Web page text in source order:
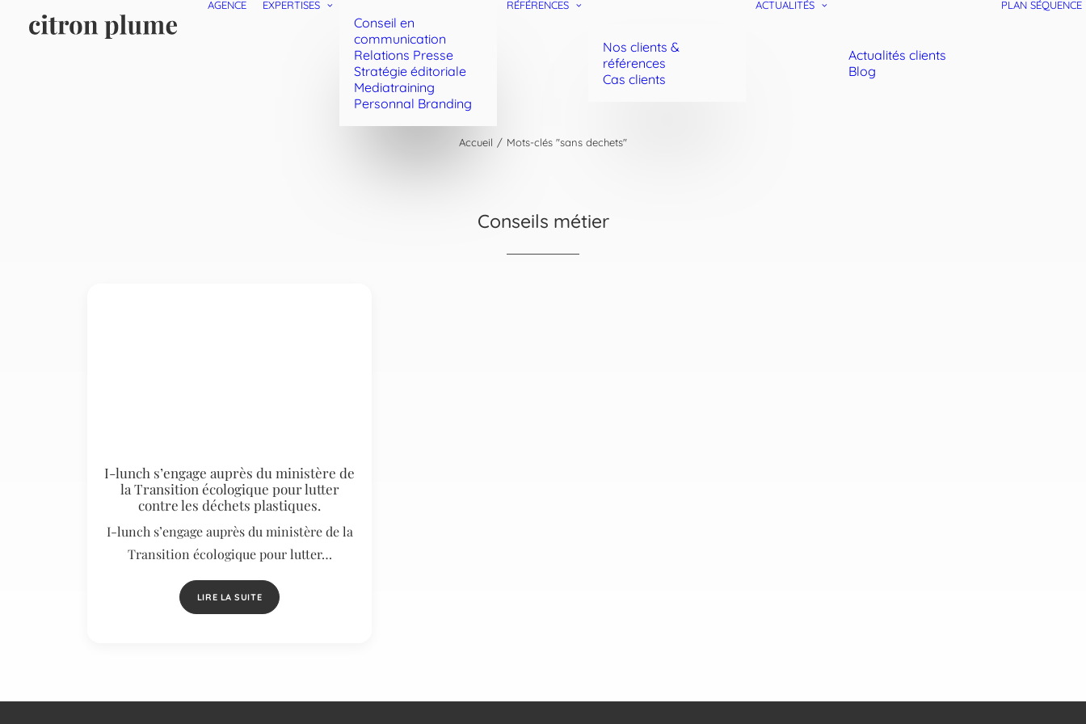
AGENCE EXPERTISES
Conseil en
communication
Relations Presse
Stratégie éditoriale
Mediatraining
Personnal Branding
RÉFÉRENCES
Nos clients &
références
Cas clients
ACTUALITÉS
Actualités clients
Blog
PLAN SÉQUENCE
Accueil Mots-clés "sans dechets"
Conseils métier
I-lunch s’engage auprès du ministère de
la Transition écologique pour lutter
contre les déchets plastiques.
I-lunch s’engage auprès du ministère de la
Transition écologique pour lutter…
LIRE LA SUITE